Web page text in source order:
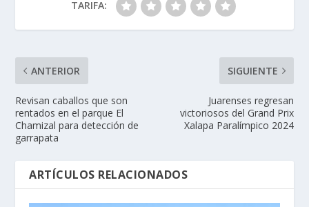
TARIFA:
ANTERIOR
Revisan caballos que son
rentados en el parque El
Chamizal para detección de
garrapata
SIGUIENTE
Juarenses regresan
victoriosos del Grand Prix
Xalapa Paralímpico 2024
ARTÍCULOS RELACIONADOS